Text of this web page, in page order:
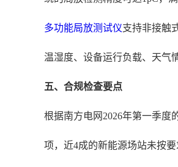
多功能局放测试仪支持非接触
温湿度、设备运行负载、天气
五、合规检查要点
根据南方电网2026年第一季度
项，近4成的新能源场站未按